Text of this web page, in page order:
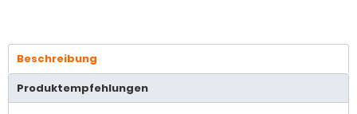
Beschreibung
Produktempfehlungen